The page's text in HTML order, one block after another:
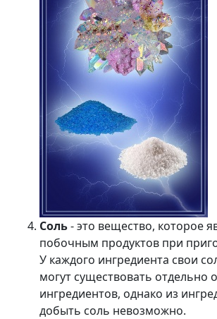
Соль- это вещество, которое
побочным продуктов при
У каждого ингредиента свои
могут существовать отдельно
ингредиентов, однако из
добыть соль невозможно.